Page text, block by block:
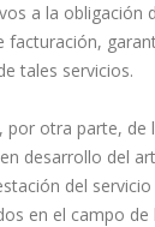
a la obligación
facturación,
tales servicios.
por otra parte, de
desarrollo del
del
en el campo